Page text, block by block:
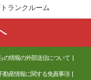
ランクルーム
の情報の外部送信について
動産情報に関する免責事項